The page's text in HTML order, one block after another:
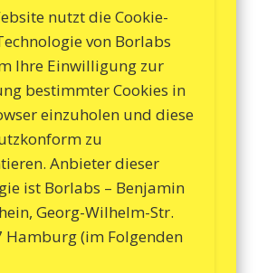
nutzt die Cookie-
von Borlabs
Ihre Einwilligung zur
bestimmter Cookies in
einzuholen und diese
zu
Anbieter dieser
ist Borlabs – Benjamin
Georg-Wilhelm-Str.
Hamburg (im Folgenden